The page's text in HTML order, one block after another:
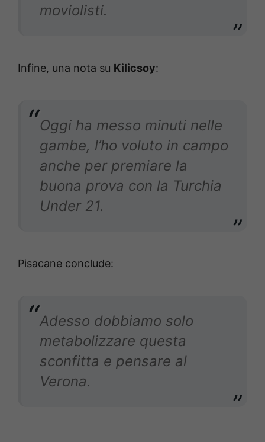
moviolisti.
Infine, una nota su Kilicsoy:
Oggi ha messo minuti nelle
gambe, l’ho voluto in campo
anche per premiare la
buona prova con la Turchia
Under 21.
Pisacane conclude:
Adesso dobbiamo solo
metabolizzare questa
sconfitta e pensare al
Verona.